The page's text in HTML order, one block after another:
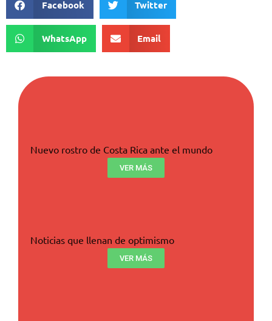
Facebook Twitter
WhatsApp Email
Nuevo rostro de Costa Rica ante el mundo
VER MÁS
Noticias que llenan de optimismo
VER MÁS